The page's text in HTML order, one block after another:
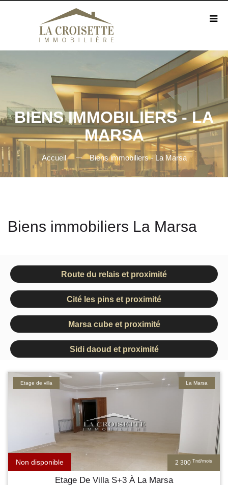
BIENS IMMOBILIERS - LA
MARSA
Accueil Biens immobiliers - La Marsa
Biens immobiliers La Marsa
Route du relais et proximité
Cité les pins et proximité
Marsa cube et proximité
Sidi daoud et proximité
2 300 Tnd/mois
Non disponible
La Marsa
Etage de villa
Etage De Villa S+3 À La Marsa